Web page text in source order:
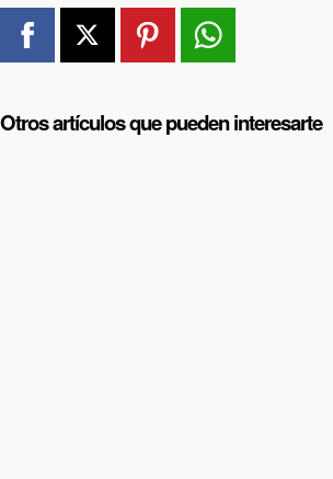
Otros artículos que pueden interesarte